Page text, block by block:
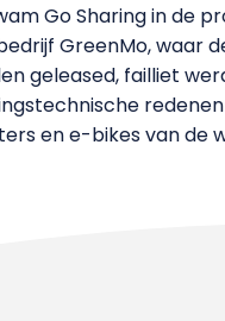
Go Sharing in de
GreenMo, waar
geleased, failliet
en e-bikes van de